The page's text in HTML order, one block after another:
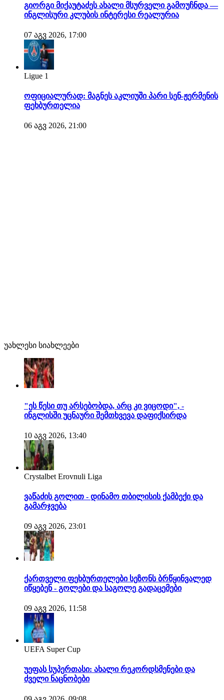
გიორგი მიქაუტაძეს ახალი მსურველი გამოუჩნდა —
ინგლისური კლუბის ინტერესი რეალურია
07 აგვ 2026, 17:00
Ligue 1
ოფიციალურად: მაგნეს აკლიუში პარი სენ-ჟერმენის
ფეხბურთელია
06 აგვ 2026, 21:00
უახლესი სიახლეები
"ეს წესი თუ არსებობდა, არც კი ვიცოდი", -
ინგლისში უცნაური შემთხვევა დაფიქსირდა
10 აგვ 2026, 13:40
Crystalbet Erovnuli Liga
ვაწაძის გოლით - დინამო თბილისის ქამბექი და
გამარჯვება
09 აგვ 2026, 23:01
ქართველი ფეხბურთელები სეზონს ბრწყინვალედ
იწყებენ - გოლები და საგოლე გადაცემები
09 აგვ 2026, 11:58
UEFA Super Cup
უეფას სუპერთასი: ახალი რეკორდსმენები და
ძველი ნაცნობები